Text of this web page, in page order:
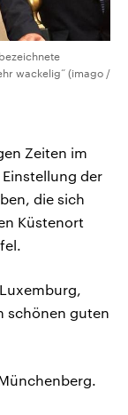
wackelig“ (imago /
Zeiten im
der
die sich
Küstenort
schönen guten